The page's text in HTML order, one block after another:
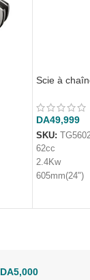
Scie à
DA49,999
SKU:
62cc
2.4Kw
605mm(24")
DA5,000